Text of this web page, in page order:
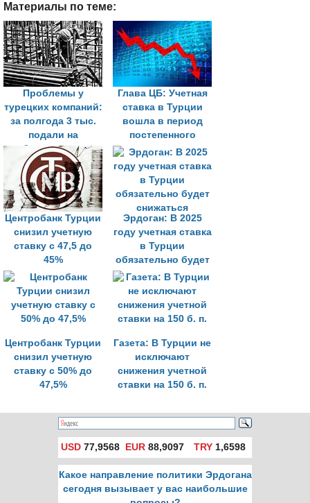
Материалы по теме:
Проблемы у
турецких компаний:
за полгода 3 тыс.
подали на
банкротство
Глава ЦБ: Учетная
ставка в Турции
вошла в период
постепенного
снижения
Центробанк Турции
снизил учетную
ставку с 47,5 до
45%
Эрдоган: В 2025
году учетная ставка
в Турции
обязательно будет
снижаться
Центробанк Турции
снизил учетную
ставку с 50% до
47,5%
Газета: В Турции не
исключают
снижения учетной
ставки на 150 б. п.
USD 77,9568 EUR 88,9097 TRY1,6598
Какое направление политики Эрдогана
сегодня вызывает у вас наибольшие